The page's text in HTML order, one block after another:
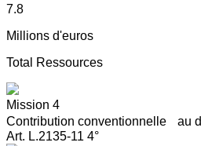
7.8
Millions d'euros
Total Ressources
Mission 4
Contribution conventionnelle au
Art. L.2135-11 4°